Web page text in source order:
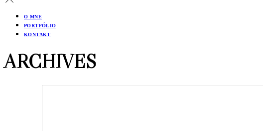
O MNE
PORTFÓLIO
KONTAKT
ARCHIVES